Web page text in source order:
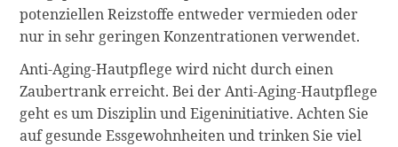
potenziellen Reizstoffe entweder vermieden oder
nur in sehr geringen Konzentrationen verwendet.
Anti-Aging-Hautpflege wird nicht durch einen
Zaubertrank erreicht. Bei der Anti-Aging-Hautpflege
geht es um Disziplin und Eigeninitiative. Achten Sie
auf gesunde Essgewohnheiten und trinken Sie viel